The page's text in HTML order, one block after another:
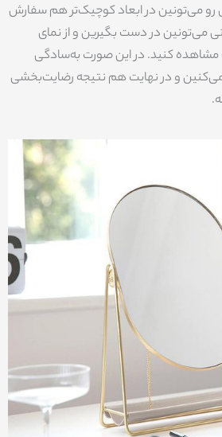
رو می‌تونین در ابعاد کوچیک‌تر هم سفارش
می‌تونین در دست بگیرین و از نمای
مشاهده کنید. در این صورت به‌سادگی
و در نهایت هم نتیجه رضایت‌بخشی